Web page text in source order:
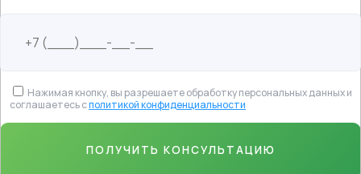
Нажимая кнопку, вы разрешаете обработку персональных данных и
соглашаетесь сполитикой конфиденциальности